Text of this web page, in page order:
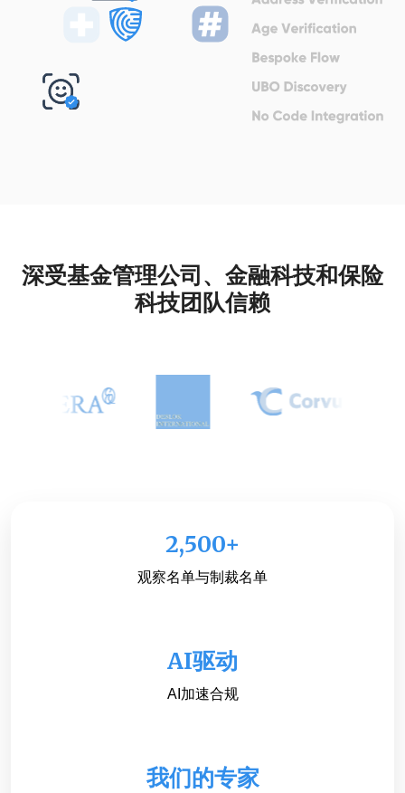
深受基金管理公司、金融科技和保险
科技团队信赖
2,500+
观察名单与制裁名单
AI驱动
AI加速合规
我们的专家